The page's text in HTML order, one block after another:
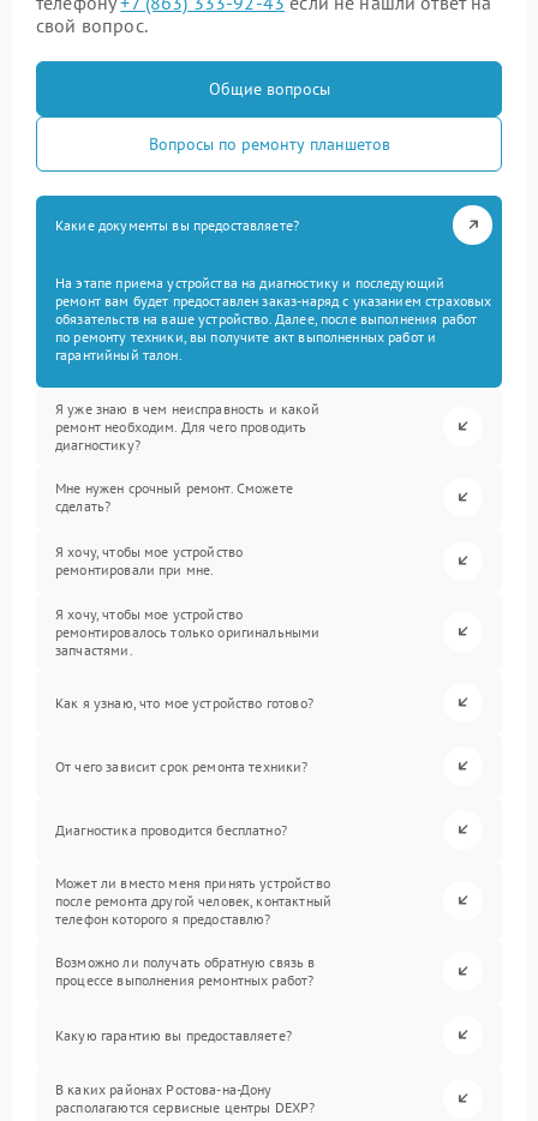
свой вопрос.
Общие вопросы
Вопросы по ремонту планшетов
Какие документы вы предоставляете?
На этапе приема устройства на диагностику и последующий
ремонт вам будет предоставлен заказ-наряд с указанием страховых
обязательств на ваше устройство. Далее, после выполнения работ
по ремонту техники, вы получите акт выполненных работ и
гарантийный талон.
Я уже знаю в чем неисправность и какой
ремонт необходим. Для чего проводить
диагностику?
Мне нужен срочный ремонт. Сможете
сделать?
Я хочу, чтобы мое устройство
ремонтировали при мне.
Я хочу, чтобы мое устройство
ремонтировалось только оригинальными
запчастями.
Как я узнаю, что мое устройство готово?
От чего зависит срок ремонта техники?
Диагностика проводится бесплатно?
Может ли вместо меня принять устройство
после ремонта другой человек, контактный
телефон которого я предоставлю?
Возможно ли получать обратную связь в
процессе выполнения ремонтных работ?
Какую гарантию вы предоставляете?
В каких районах Ростова-на-Дону
располагаются сервисные центры DEXP?